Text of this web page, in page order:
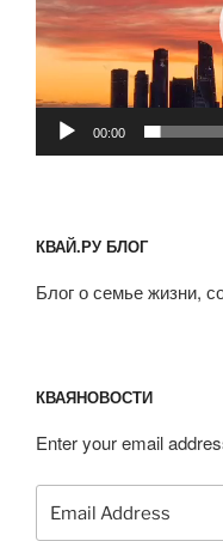
00:00
КВАЙ.РУ БЛОГ
Блог о семье жизни,
КВАЯНОВОСТИ
Enter your email
Address